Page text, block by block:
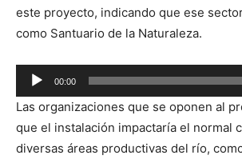
este proyecto, indicando que ese
como Santuario de la Naturaleza.
Reproductor
de
audio
00:00
Las organizaciones que se oponen al
que el instalación impactaría el normal
diversas áreas productivas del río,